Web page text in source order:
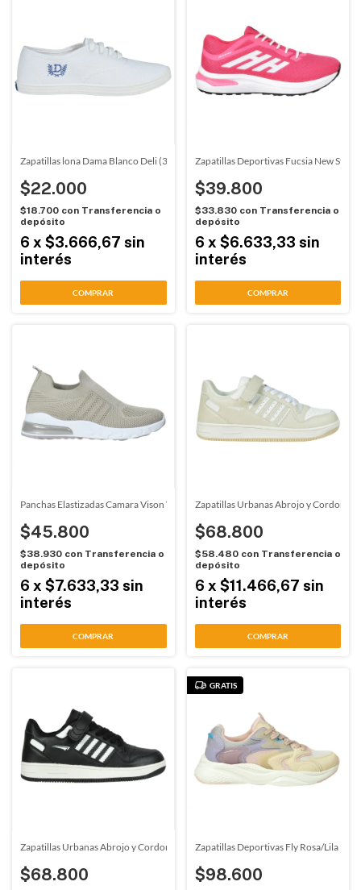
Zapatillas lona Dama Blanco Deli (3503)
$22.000
$18.700 con Transferencia o
depósito
6 x $3.666,67 sin
interés
COMPRAR
Zapatillas Deportivas Fucsia New Step
$39.800
$33.830 con Transferencia o
depósito
6 x $6.633,33 sin
interés
COMPRAR
Panchas Elastizadas Camara Vison Wake (01093)
$45.800
$38.930 con Transferencia o
depósito
6 x $7.633,33 sin
interés
COMPRAR
Zapatillas Urbanas Abrojo y Cordon
$68.800
$58.480 con Transferencia o
depósito
6 x $11.466,67 sin
interés
COMPRAR
Zapatillas Urbanas Abrojo y Cordon Negro-Blanco Airness (18721)
$68.800
GRATIS
Zapatillas Deportivas Fly Rosa/Lila 926
$98.600